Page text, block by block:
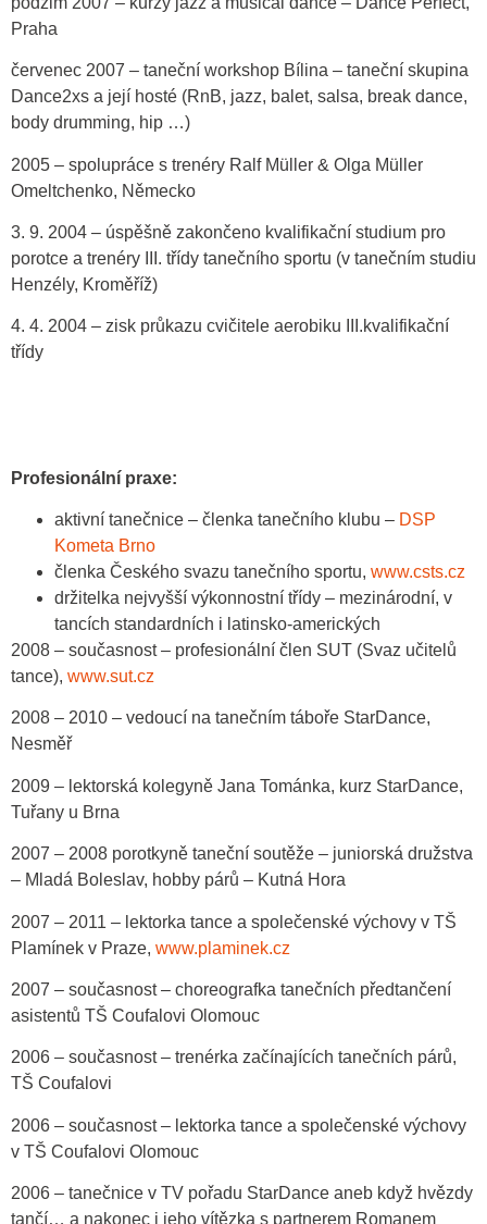
Praha
červenec 2007 – taneční workshop Bílina – taneční skupina
Dance2xs a její hosté (RnB, jazz, balet, salsa, break dance,
body drumming, hip …)
2005 – spolupráce s trenéry Ralf Müller & Olga Müller
Omeltchenko, Německo
3. 9. 2004 – úspěšně zakončeno kvalifikační studium pro
porotce a trenéry III. třídy tanečního sportu (v tanečním studiu
Henzély, Kroměříž)
4. 4. 2004 – zisk průkazu cvičitele aerobiku III.kvalifikační
třídy
Profesionální praxe:
aktivní tanečnice – členka tanečního klubu – DSP
Kometa Brno
členka Českého svazu tanečního sportu, www.csts.cz
držitelka nejvyšší výkonnostní třídy – mezinárodní, v
tancích standardních i latinsko-amerických
2008 – současnost – profesionální člen SUT (Svaz učitelů
tance), www.sut.cz
2008 – 2010 – vedoucí na tanečním táboře StarDance,
Nesměř
2009 – lektorská kolegyně Jana Tománka, kurz StarDance,
Tuřany u Brna
2007 – 2008 porotkyně taneční soutěže – juniorská družstva
– Mladá Boleslav, hobby párů – Kutná Hora
2007 – 2011 – lektorka tance a společenské výchovy v TŠ
Plamínek v Praze, www.plaminek.cz
2007 – současnost – choreografka tanečních předtančení
asistentů TŠ Coufalovi Olomouc
2006 – současnost – trenérka začínajících tanečních párů,
TŠ Coufalovi
2006 – současnost – lektorka tance a společenské výchovy
v TŠ Coufalovi Olomouc
2006 – tanečnice v TV pořadu StarDance aneb když hvězdy
tančí… a nakonec i jeho vítězka s partnerem Romanem